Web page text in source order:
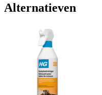
Alternatieven